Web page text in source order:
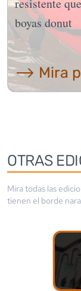
resistente
boyas donut
⟶ Mira
OTRAS
Mira todas las
tienen el borde